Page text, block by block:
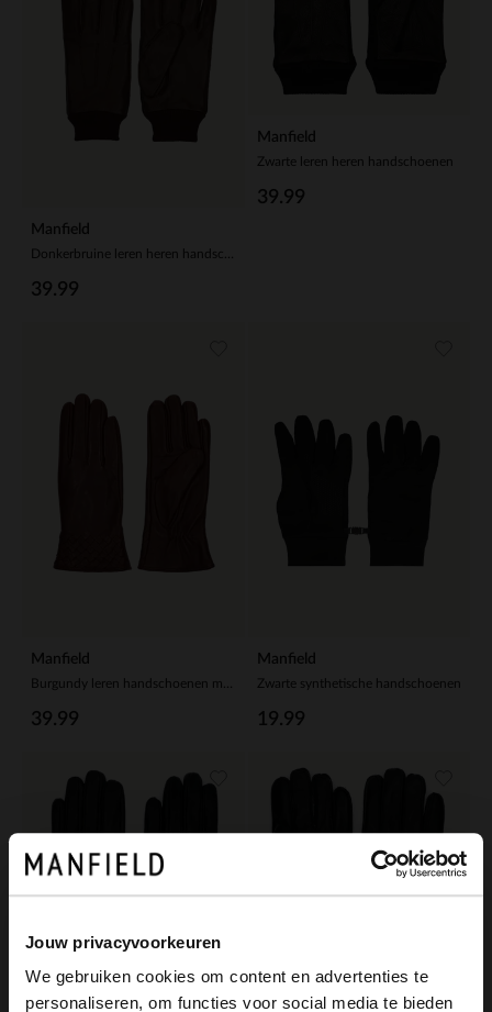
Jouw privacyvoorkeuren
We gebruiken cookies om content en advertenties te
personaliseren, om functies voor social media te bieden
Manfield
39.99
Manfield
Zwarte leren heren handschoenen
39.99
Manfield
39.99
Manfield
Zwarte synthetische handschoenen
19.99
Manfield Manfield